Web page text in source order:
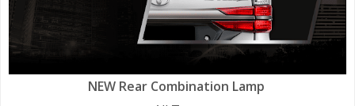
NEW Rear Combination Lamp